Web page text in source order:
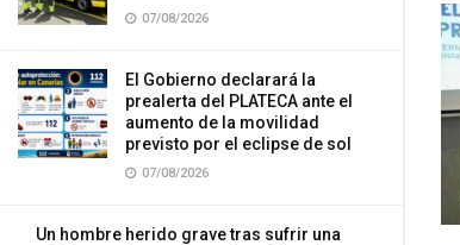
07/08/2026
El Gobierno declarará la
prealerta del PLATECA ante el
aumento de la movilidad
previsto por el eclipse de sol
07/08/2026
Un hombre herido grave tras sufrir una